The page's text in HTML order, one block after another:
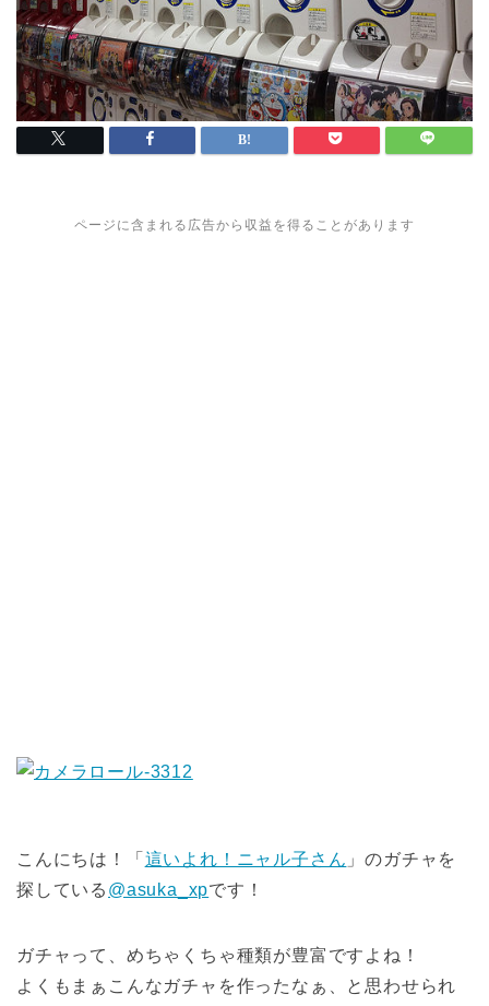
ページに含まれる広告から収益を得ることがあります
こんにちは！「 這いよれ！ニャル子さん 」のガチャを
探している @asuka_xpです！
ガチャって、めちゃくちゃ種類が豊富ですよね！
よくもまぁこんなガチャを作ったなぁ、と思わせられ